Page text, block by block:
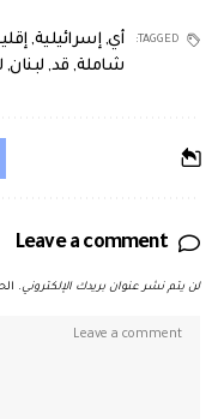
TAGGED: أي, إسرائيلية,
شاملة, قد, لبنان,
Leave a comment
لن يتم نشر عنوان بريدك الإلكتروني.